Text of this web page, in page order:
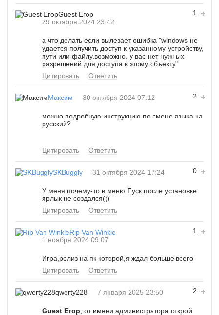
1
Guest Егор
29 октября 2024 23:42
а что делать если вылезает ошибка "windows не
удается получить доступ к указанному устройству,
пути или файлу.возможно, у вас нет нужных
разрешений для доступа к этому объекту"
Цитировать
Ответить
2
Максим 30 октября 2024 07:12
можно подробную инструкцию по смене языка на
русский?
Цитировать Ответить
0
SKBuggly 31 октября 2024 17:24
У меня почему-то в меню Пуск после установке
ярлык не создался(((
Цитировать
Ответить
1
Rip Van Winkle
1 ноября 2024 09:07
Игра,релиз на пк которой,я ждал больше всего
Цитировать
Ответить
2
qwerty228 7 января 2025 23:50
Guest Егор , от имени администратора открой